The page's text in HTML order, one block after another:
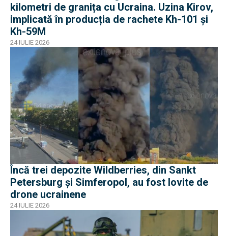
kilometri de granița cu Ucraina. Uzina Kirov,
implicată în producția de rachete Kh-101 și
Kh-59M
24 IULIE 2026
Încă trei depozite Wildberries, din Sankt
Petersburg și Simferopol, au fost lovite de
drone ucrainene
24 IULIE 2026